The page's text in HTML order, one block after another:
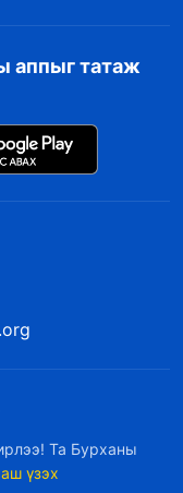
аппыг татаж
Та Бурханы
үзэх